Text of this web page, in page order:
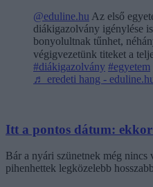
@eduline.hu Az első
diákigazolvány igénylése
bonyolultnak tűnhet,
végigvezetünk titeket a
#diákigazolvány #egyetem
♬ eredeti hang -
Itt a pontos dátum: ekkor
Bár a nyári szünetnek még
pihenhettek legközelebb